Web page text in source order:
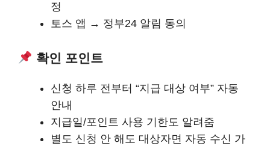
정
토스 앱 → 정부24 알림 동의
확인 포인트
신청 하루 전부터 “지급 대상 여부” 자동
안내
지급일/포인트 사용 기한도 알려줌
별도 신청 안 해도 대상자면 자동 수신 가